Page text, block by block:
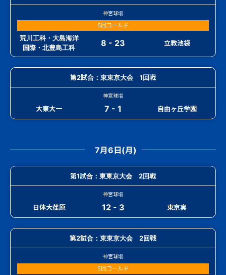
神宮球場
5回コールド
荒川工科・大島海洋
国際・北豊島工科
8 - 23 立教池袋
第2試合：東東京大会 1回戦
神宮球場
大東大一 7 - 1 自由ヶ丘学園
7月6日(月)
第1試合：東東京大会 2回戦
神宮球場
日体大荏原 12 - 3 東京実
第2試合：東東京大会 2回戦
神宮球場
5回コールド